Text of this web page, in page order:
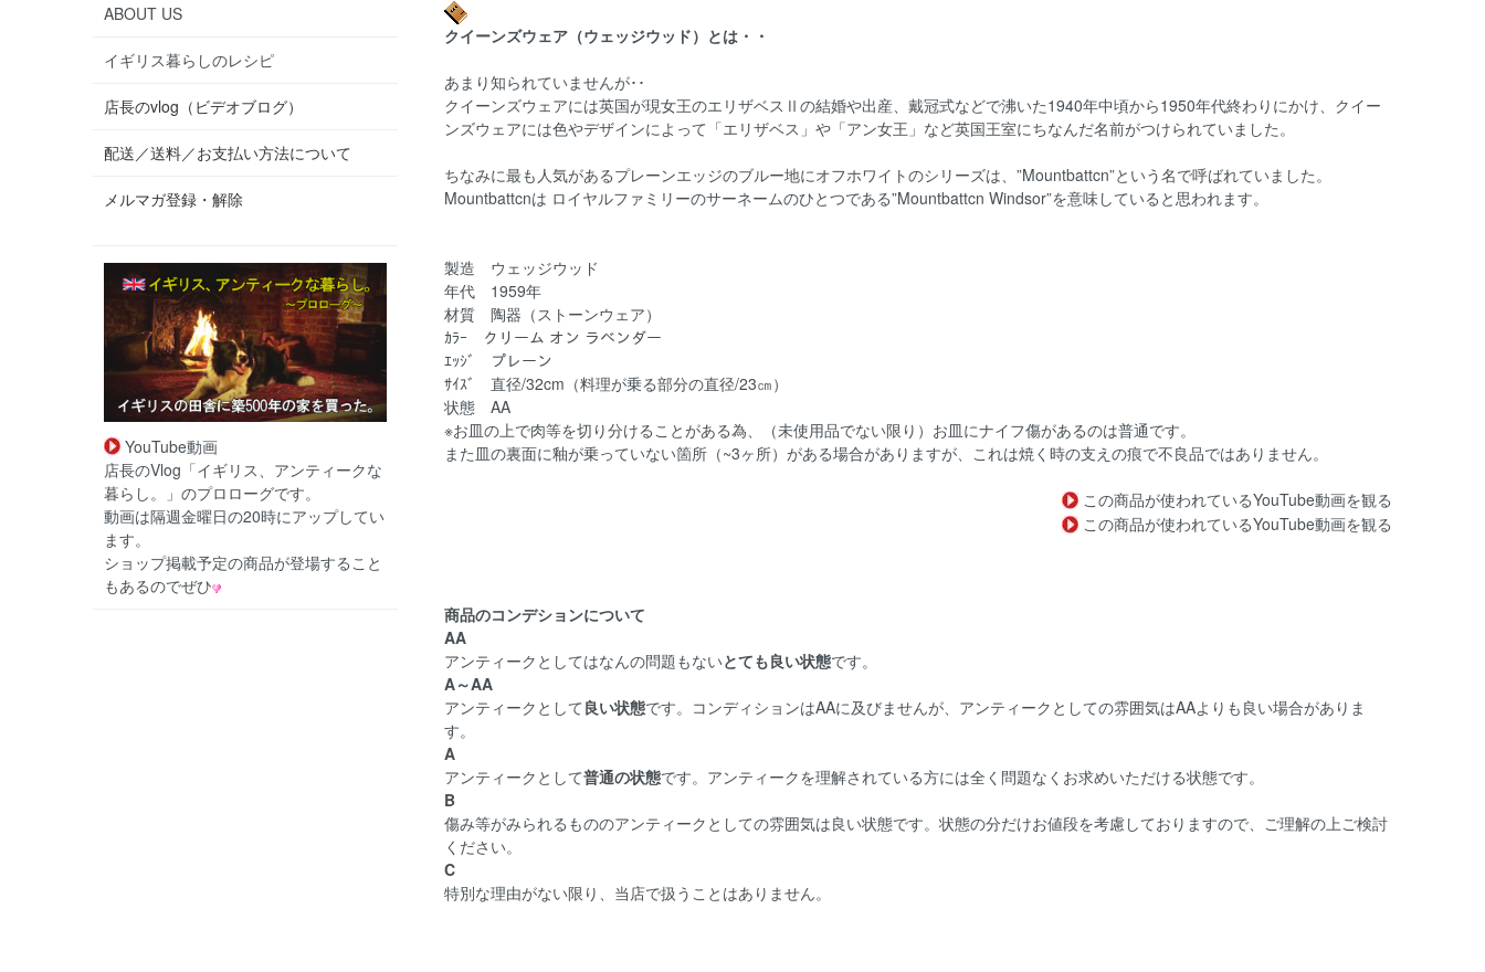
クイーンズウェア（ウェッジウッド）とは・・
あまり知られていませんが･･
クイーンズウェアには英国が現女王のエリザベスⅡの結婚や出産、戴冠式などで沸いた1940年中頃から1950年代終わりにかけ、クイー
ンズウェアには色やデザインによって「エリザベス」や「アン女王」など英国王室にちなんだ名前がつけられていました。
ちなみに最も人気があるプレーンエッジのブルー地にオフホワイトのシリーズは、”Mountbattcn”という名で呼ばれていました。
Mountbattcnは ロイヤルファミリーのサーネームのひとつである”Mountbattcn Windsor”を意味していると思われます。
製造 ウェッジウッド
年代 1959年
材質 陶器（ストーンウェア）
ｶﾗｰ クリーム オン ラベンダー
ｴｯｼﾞ プレーン
ｻｲｽﾞ 直径/32cm（料理が乗る部分の直径/23㎝）
状態 AA
※お皿の上で肉等を切り分けることがある為、（未使用品でない限り）お皿にナイフ傷があるのは普通です。
また皿の裏面に釉が乗っていない箇所（~3ヶ所）がある場合がありますが、これは焼く時の支えの痕で不良品ではありません。
この商品が使われているYouTube動画を観る
この商品が使われているYouTube動画を観る
商品のコンデションについて
AA
アンティークとしてはなんの問題もないとても良い状態です。
A～AA
アンティークとして 良い状態です。コンディションはAAに及びませんが、アンティークとしての雰囲気はAAよりも良い場合がありま
す。
A
アンティークとして普通の状態です。アンティークを理解されている方には全く問題なくお求めいただける状態です。
B
傷み等がみられるもののアンティークとしての雰囲気は良い状態です。状態の分だけお値段を考慮しておりますので、ご理解の上ご検討
ください。
C
特別な理由がない限り、当店で扱うことはありません。
ABOUT US
イギリス暮らしのレシピ
店長のvlog（ビデオブログ）
配送／送料／お支払い方法について
メルマガ登録・解除
YouTube動画
店長のVlog「イギリス、アンティークな
暮らし。」のプロローグです。
動画は隔週金曜日の20時にアップしてい
ます。
ショップ掲載予定の商品が登場すること
もあるのでぜひ